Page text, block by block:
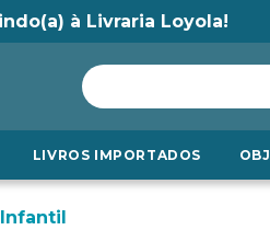
à Livraria Loyola!
LIVROS IMPORTADOS